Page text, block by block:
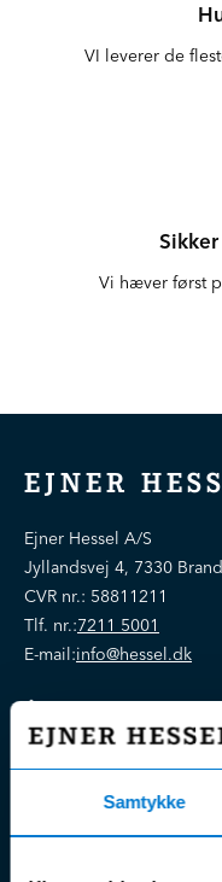
Samtykke
VI leverer de
Vi hæver først
EJNER
Ejner Hessel A/S
Jyllandsvej 4, 7330
CVR nr.: 58811211
Tlf. nr.:7211 5001
E-mail:info@hessel.dk
Man - Fre:
07.30 -